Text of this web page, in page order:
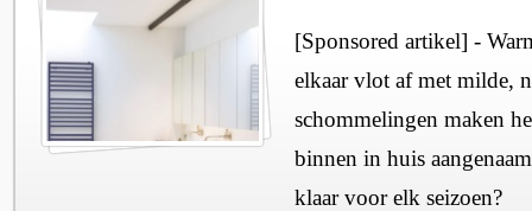
[Sponsored artikel] -
elkaar vlot af met milde,
schommelingen maken
binnen in huis
klaar voor elk seizoen?